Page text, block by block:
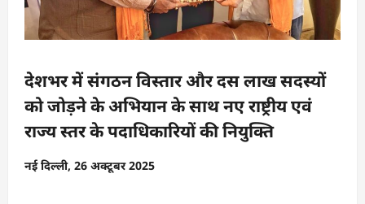
देशभर में संगठन विस्तार और दस लाख सदस्यों
को जोड़ने के अभियान के साथ नए राष्ट्रीय एवं
राज्य स्तर के पदाधिकारियों की नियुक्ति
नई दिल्ली, 26 अक्टूबर 2025